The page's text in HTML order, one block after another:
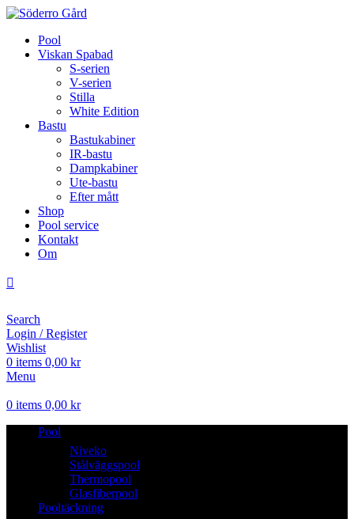
Pool
Viskan Spabad
S-serien
V-serien
Stilla
White Edition
Bastu
Bastukabiner
IR-bastu
Dampkabiner
Ute-bastu
Efter mått
Shop
Pool service
Kontakt
Om
Search
Login / Register
Wishlist
0 items 0,00 kr
Menu
0 items 0,00 kr
Pool
Niveko
Stålväggspool
Thermopool
Glasfiberpool
Pooltäckning